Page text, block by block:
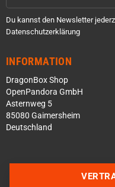
Du kannst den Newsletter
Datenschutzerklärung
INFORMATION
DragonBox Shop
OpenPandora GmbH
Asternweg 5
85080 Gaimersheim
Deutschland